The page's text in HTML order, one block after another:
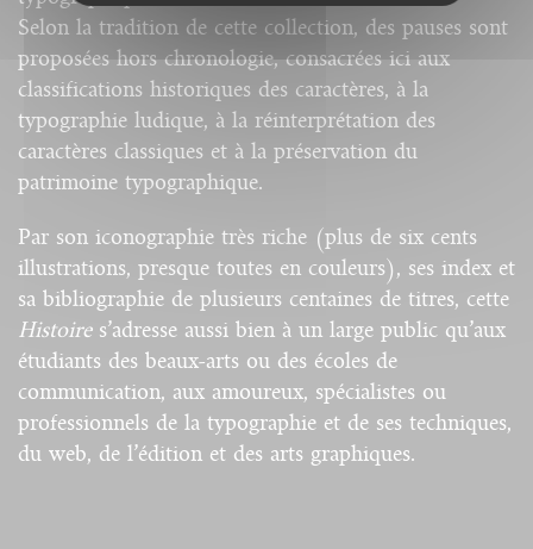
Selon la tradition de cette collection, des pauses sont
proposées hors chronologie, consacrées ici aux
classifications historiques des caractères, à la
typographie ludique, à la réinterprétation des
caractères classiques et à la préservation du
patrimoine typographique.
Par son iconographie très riche (plus de six cents
illustrations, presque toutes en couleurs), ses index et
sa bibliographie de plusieurs centaines de titres, cette
Histoires’adresse aussi bien à un large public qu’aux
étudiants des beaux-arts ou des écoles de
communication, aux amoureux, spécialistes ou
professionnels de la typographie et de ses techniques,
du web, de l’édition et des arts graphiques.